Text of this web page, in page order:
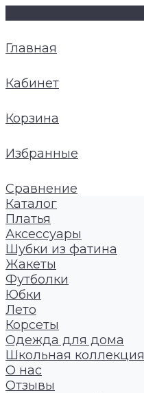
Главная
Кабинет
Корзина
Избранные
Сравнение
Каталог
Платья
Аксессуары
Шубки из фатина
Жакеты
Футболки
Юбки
Лето
Корсеты
Одежда для дома
Школьная коллекция
О нас
Отзывы